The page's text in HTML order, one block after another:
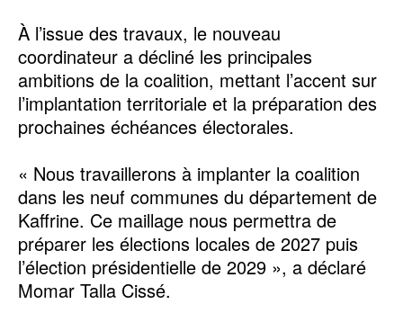
À l’issue des travaux, le nouveau
coordinateur a décliné les principales
ambitions de la coalition, mettant l’accent sur
l’implantation territoriale et la préparation des
prochaines échéances électorales.
« Nous travaillerons à implanter la coalition
dans les neuf communes du département de
Kaffrine. Ce maillage nous permettra de
préparer les élections locales de 2027 puis
l’élection présidentielle de 2029 », a déclaré
Momar Talla Cissé.